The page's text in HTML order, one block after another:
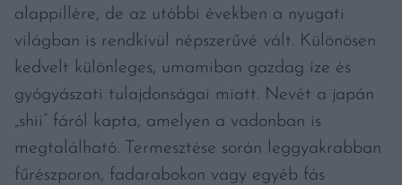
alappillére, de az utóbbi években a nyugati
világban is rendkívül népszerűvé vált. Különösen
kedvelt különleges, umamiban gazdag íze és
gyógyászati tulajdonságai miatt. Nevét a japán
„shii” fáról kapta, amelyen a vadonban is
megtalálható. Termesztése során leggyakrabban
fűrészporon, fadarabokon vagy egyéb fás